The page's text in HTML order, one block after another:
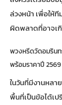
ล่วงหน้า เพื่อให้
ผิดพลาดที่อาจเ
พวงหรีดวัดอมรินท
พร้อมราคาปี 2569
ในวันที่มีงานหล
พื้นที่เป็นข้อได้เป